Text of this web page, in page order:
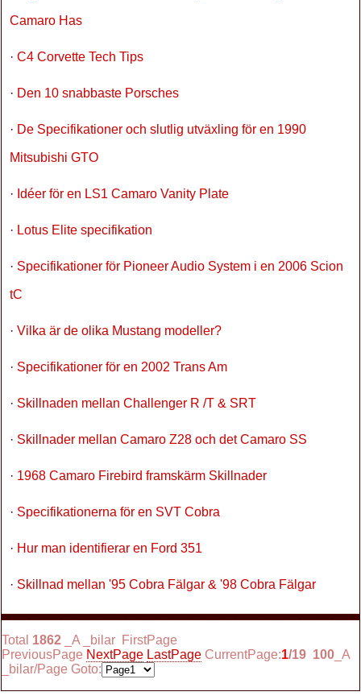
Camaro Has
· C4 Corvette Tech Tips
· Den 10 snabbaste Porsches
· De Specifikationer och slutlig utväxling för en 1990
Mitsubishi GTO
· Idéer för en LS1 Camaro Vanity Plate
· Lotus Elite specifikation
· Specifikationer för Pioneer Audio System i en 2006 Scion
tC
· Vilka är de olika Mustang modeller?
· Specifikationer för en 2002 Trans Am
· Skillnaden mellan Challenger R /T & SRT
· Skillnader mellan Camaro Z28 och det Camaro SS
· 1968 Camaro Firebird framskärm Skillnader
· Specifikationerna för en SVT Cobra
· Hur man identifierar en Ford 351
· Skillnad mellan '95 Cobra Fälgar & '98 Cobra Fälgar
Total 1862 _A _bilar FirstPage
PreviousPage NextPage LastPage CurrentPage:1/19 100 _A
_bilar/Page Goto: